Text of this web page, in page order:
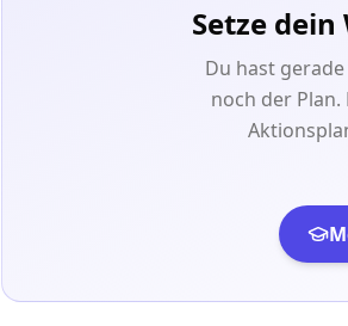
Setze
Du hast
noch der